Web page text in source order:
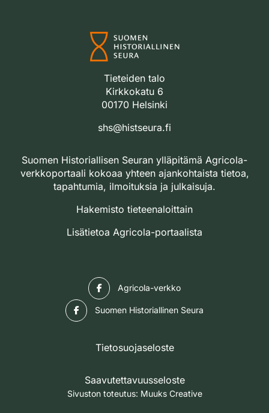
Tieteiden talo
Kirkkokatu 6
00170 Helsinki
shs@histseura.fi
Suomen Historiallisen Seuran ylläpitämä Agricola-
verkkoportaali kokoaa yhteen ajankohtaista tietoa,
tapahtumia, ilmoituksia ja julkaisuja.
Hakemisto tieteenaloittain
Lisätietoa Agricola-portaalista
Agricola-verkko
Suomen Historiallinen Seura
Tietosuojaseloste
Saavutettavuusseloste
Sivuston toteutus: Muuks Creative